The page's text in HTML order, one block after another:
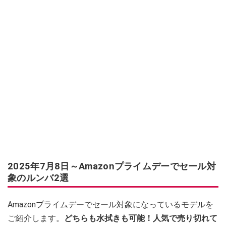
2025年7月8日～Amazonプライムデーでセール対
象のルンバ2選
Amazonプライムデーでセール対象になっているモデルを
ご紹介します。
どちらも水拭きも可能！人気で売り切れて